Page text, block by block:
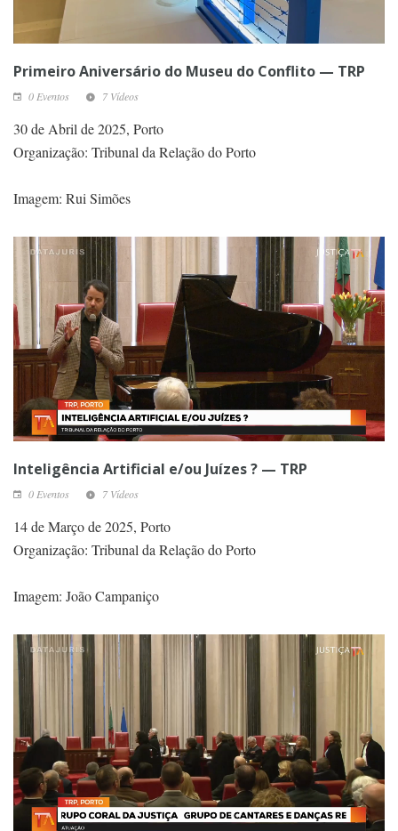
Primeiro Aniversário do Museu do Conflito — TRP
0 Eventos 7 Vídeos
30 de Abril de 2025, Porto
Organização: Tribunal da Relação do Porto
Imagem: Rui Simões
Inteligência Artificial e/ou Juízes ? — TRP
0 Eventos 7 Vídeos
14 de Março de 2025, Porto
Organização: Tribunal da Relação do Porto
Imagem: João Campaniço